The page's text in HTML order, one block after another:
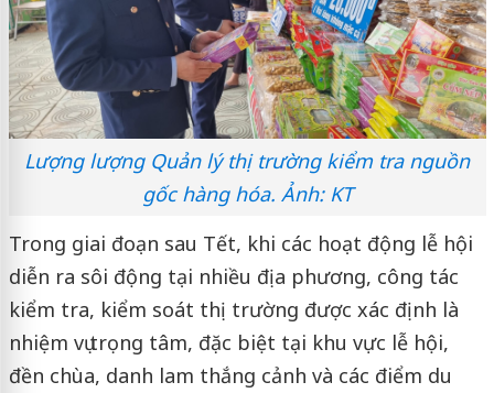
Lượng lượng Quản lý thị trường kiểm tra nguồn
gốc hàng hóa. Ảnh: KT
Trong giai đoạn sau Tết, khi các hoạt động lễ hội
diễn ra sôi động tại nhiều địa phương, công tác
kiểm tra, kiểm soát thị trường được xác định là
nhiệm vụ trọng tâm, đặc biệt tại khu vực lễ hội,
đền chùa, danh lam thắng cảnh và các điểm du